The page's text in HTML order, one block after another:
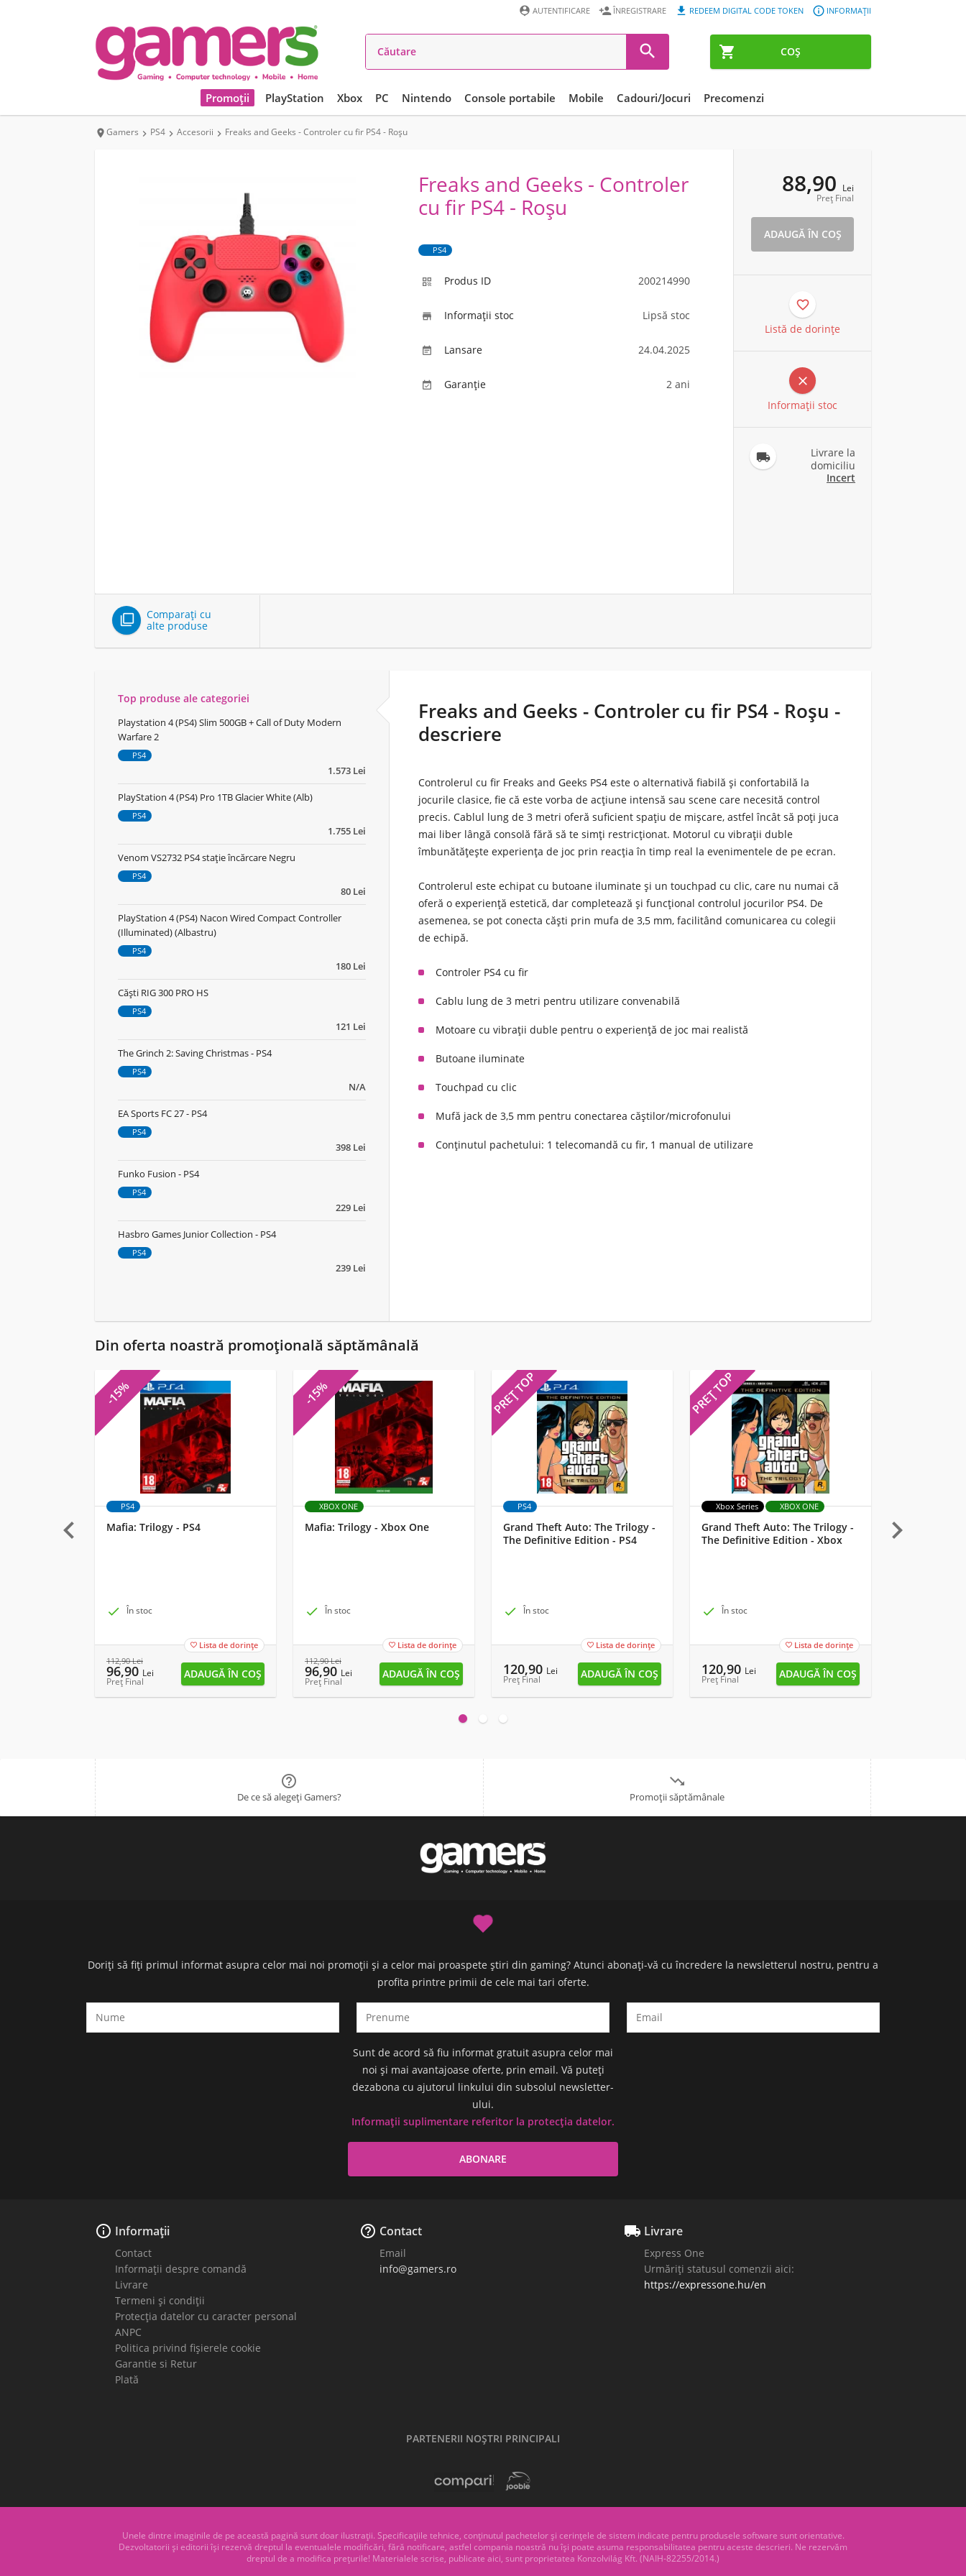
 COȘ
 INFORMAȚII
 REDEEM DIGITAL CODE TOKEN
ÎNREGISTRARE
 AUTENTIFICARE

Promoții PlayStation Xbox PC Nintendo Console portabile Mobile Cadouri/Jocuri Precomenzi
Gamers  PS4  Accesorii  Freaks and Geeks - Controler cu fir PS4 - Roșu
Freaks and Geeks - Controler
cu fir PS4 - Roșu
PS4
 Produs ID 200214990
 Informaţii stoc Lipsă stoc
 Lansare 24.04.2025
 Garanție 2 ani
88,90 Lei
Preț Final

Listă de dorințe

Informaţii stoc

Livrare la
domiciliu
Incert

Comparați cu
alte produse
Freaks and Geeks - Controler cu fir PS4 - Roșu -
descriere
Controlerul cu fir Freaks and Geeks PS4 este o alternativă fiabilă și confortabilă la
jocurile clasice, fie că este vorba de acțiune intensă sau scene care necesită control
precis. Cablul lung de 3 metri oferă suficient spațiu de mișcare, astfel încât să poți juca
mai liber lângă consolă fără să te simți restricționat. Motorul cu vibrații duble
îmbunătățește experiența de joc prin reacția în timp real la evenimentele de pe ecran.
Controlerul este echipat cu butoane iluminate și un touchpad cu clic, care nu numai că
oferă o experiență estetică, dar completează și funcțional controlul jocurilor PS4. De
asemenea, se pot conecta căști prin mufa de 3,5 mm, facilitând comunicarea cu colegii
de echipă.
Controler PS4 cu fir
Cablu lung de 3 metri pentru utilizare convenabilă
Motoare cu vibrații duble pentru o experiență de joc mai realistă
Butoane iluminate
Touchpad cu clic
Mufă jack de 3,5 mm pentru conectarea căștilor/microfonului
Conținutul pachetului: 1 telecomandă cu fir, 1 manual de utilizare
Top produse ale categoriei
1.573 Lei
Playstation 4 (PS4) Slim 500GB + Call of Duty Modern
Warfare 2
PS4
1.755 Lei
PlayStation 4 (PS4) Pro 1TB Glacier White (Alb)
PS4
80 Lei
Venom VS2732 PS4 stație încărcare Negru
PS4
180 Lei
PlayStation 4 (PS4) Nacon Wired Compact Controller
(Illuminated) (Albastru)
PS4
121 Lei
Căști RIG 300 PRO HS
PS4
N/A
The Grinch 2: Saving Christmas - PS4
PS4
398 Lei
EA Sports FC 27 - PS4
PS4
229 Lei
Funko Fusion - PS4
PS4
239 Lei
Hasbro Games Junior Collection - PS4
PS4
Din oferta noastră promoțională săptămânală
-15%
PS4
Mafia: Trilogy - PS4
 În stoc
 Lista de dorințe
112,90Lei
96,90 Lei
Preț Final
-15%
XBOX ONE
Mafia: Trilogy - Xbox One
 În stoc
 Lista de dorințe
112,90Lei
96,90 Lei
Preț Final
PREȚ TOP
PS4
Grand Theft Auto: The Trilogy -
The Definitive Edition - PS4
 În stoc
 Lista de dorințe
120,90 Lei
Preț Final
PREȚ TOP
Xbox Series XBOX ONE
Grand Theft Auto: The Trilogy -
The Definitive Edition - Xbox
 În stoc
 Lista de dorințe
120,90 Lei
Preț Final
Starlink:
 

De ce să alegeți Gamers?

Promoții săptămânale
Doriți să fiți primul informat asupra celor mai noi promoții și a celor mai proaspete știri din gaming? Atunci abonați-vă cu încredere la newsletterul nostru, pentru a
profita printre primii de cele mai tari oferte.
Sunt de acord să fiu informat gratuit asupra celor mai
noi și mai avantajoase oferte, prin email. Vă puteți
dezabona cu ajutorul linkului din subsolul newsletter-
ului.
Informații suplimentare referitor la protecția datelor.
 Informații
Contact
Informații despre comandă
Livrare
Termeni și condiții
Protecția datelor cu caracter personal
ANPC
Politica privind fișierele cookie
Garantie si Retur
Plată
 Contact
Email
info@gamers.ro
 Livrare
Express One
Urmăriți statusul comenzii aici:
https://expressone.hu/en
PARTENERII NOŞTRI PRINCIPALI
Unele dintre imaginile de pe această pagină sunt doar ilustrații. Specificațiile tehnice, conținutul pachetelor și cerințele de sistem indicate pentru produsele software sunt orientative.
Dezvoltatorii și editorii își rezervă dreptul la eventualele modificări, fără notificare, astfel compania noastră nu își poate asuma responsabilitatea pentru aceste descrieri. Ne rezervăm
dreptul de a modifica prețurile! Materialele scrise, publicate aici, sunt proprietatea Konzolvilág Kft. (NAIH-82255/2014.)